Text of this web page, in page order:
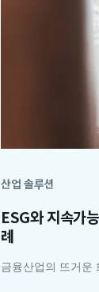
산업 솔루션
ESG와 지속가
례
금융산업의 뜨거운